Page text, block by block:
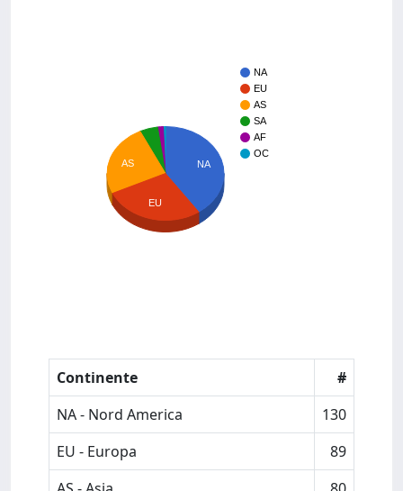
NA
EU
AS
SA
AF
OC
NA
AS
EU
Continente
#
NA - Nord America
130
EU - Europa
89